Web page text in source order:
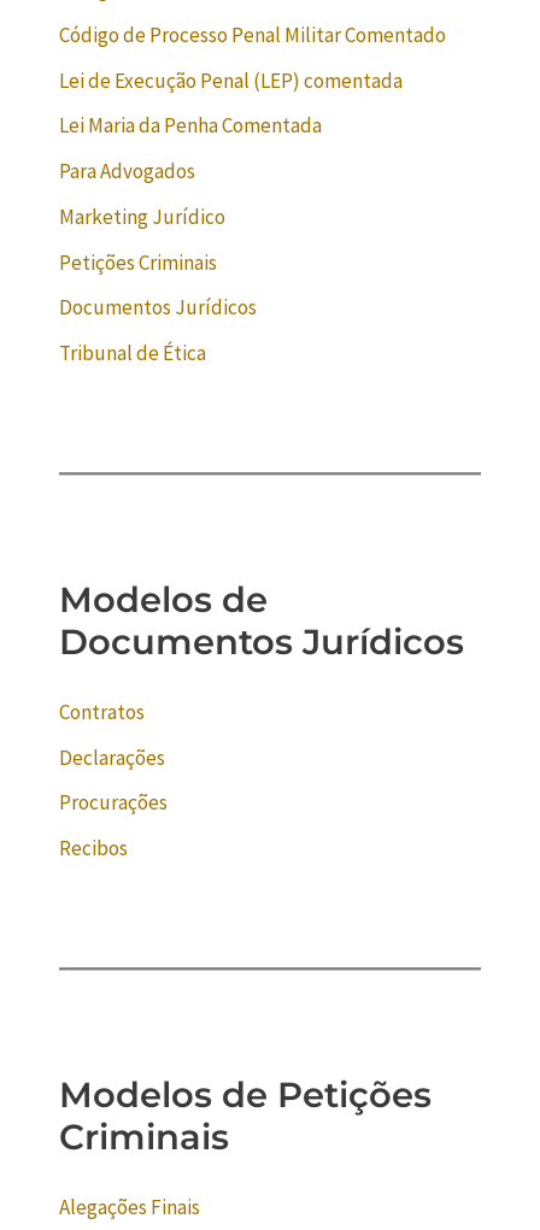
Código de Processo Penal Militar Comentado
Lei de Execução Penal (LEP) comentada
Lei Maria da Penha Comentada
Para Advogados
Marketing Jurídico
Petições Criminais
Documentos Jurídicos
Tribunal de Ética
Modelos de
Documentos Jurídicos
Contratos
Declarações
Procurações
Recibos
Modelos de Petições
Criminais
Alegações Finais